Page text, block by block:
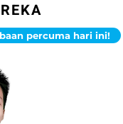
percuma hari ini!